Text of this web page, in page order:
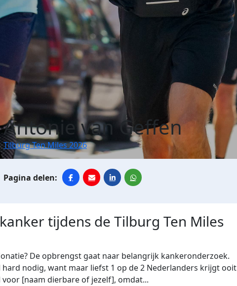
Antonie van Geffen
Tilburg Ten Miles 2026
tijdens de Tilburg Ten Miles
De opbrengst gaat naar belangrijk kankeronderzoek.
hard nodig, want maar liefst 1 op de 2 Nederlanders krijgt ooit
voor [naam dierbare of jezelf], omdat...